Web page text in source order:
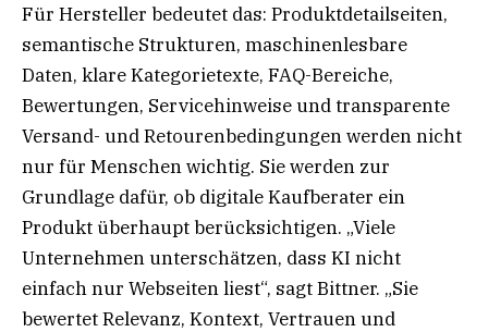
Für Hersteller bedeutet das: Produktdetailseiten,
semantische Strukturen, maschinenlesbare
Daten, klare Kategorietexte, FAQ-Bereiche,
Bewertungen, Servicehinweise und transparente
Versand- und Retourenbedingungen werden nicht
nur für Menschen wichtig. Sie werden zur
Grundlage dafür, ob digitale Kaufberater ein
Produkt überhaupt berücksichtigen. „Viele
Unternehmen unterschätzen, dass KI nicht
einfach nur Webseiten liest“, sagt Bittner. „Sie
bewertet Relevanz, Kontext, Vertrauen und